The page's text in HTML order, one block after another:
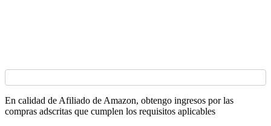
En calidad de Afiliado de Amazon, obtengo ingresos por las
compras adscritas que cumplen los requisitos aplicables